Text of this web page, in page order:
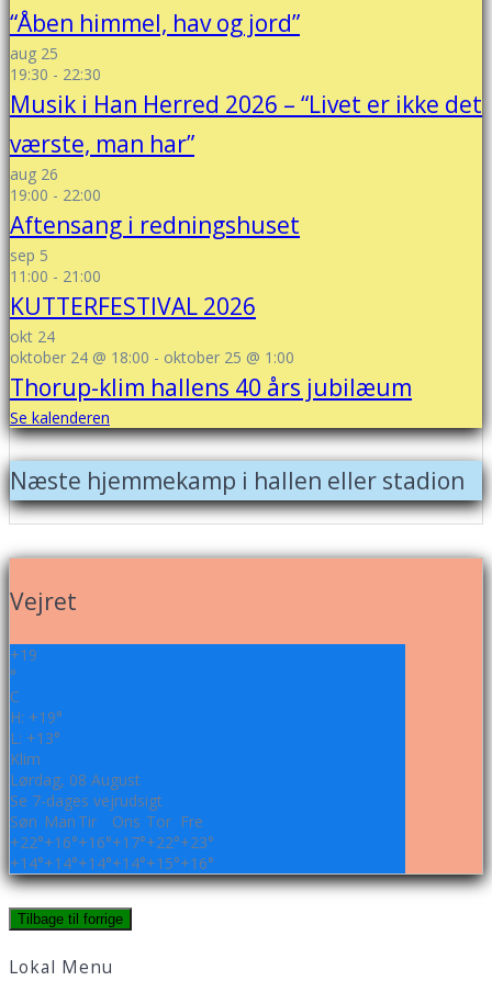
“Åben himmel, hav og jord”
aug 25
19:30 - 22:30
Musik i Han Herred 2026 – “Livet er ikke det
værste, man har”
aug 26
19:00 - 22:00
Aftensang i redningshuset
sep 5
11:00 - 21:00
KUTTERFESTIVAL 2026
okt 24
oktober 24 @ 18:00 - oktober 25 @ 1:00
Thorup-klim hallens 40 års jubilæum
Se kalenderen
Næste hjemmekamp i hallen eller stadion
Vejret
+19
°
C
H: +19°
L: +13°
Klim
Lørdag, 08 August
Se 7-dages vejrudsigt
Søn Man Tir Ons Tor Fre
+22°+16°+16°+17°+22°+23°
+14°+14°+14°+14°+15°+16°
Lokal Menu